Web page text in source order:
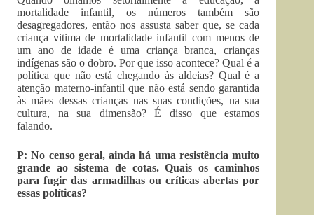
mortalidade infantil, os números também são
desagregadores, então nos assusta saber que, se cada
criança vitima de mortalidade infantil com menos de
um ano de idade é uma criança branca, crianças
indígenas são o dobro. Por que isso acontece? Qual é a
política que não está chegando às aldeias? Qual é a
atenção materno-infantil que não está sendo garantida
às mães dessas crianças nas suas condições, na sua
cultura, na sua dimensão? É disso que estamos
falando.
P: No censo geral, ainda há uma resistência muito
grande ao sistema de cotas. Quais os caminhos
para fugir das armadilhas ou críticas abertas por
essas políticas?